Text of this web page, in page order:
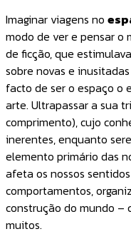
Imaginar viagens no
modo de ver e pensar o
de ficção, que
sobre novas e
facto de ser o espaço o
arte. Ultrapassar a sua
comprimento), cujo
inerentes, enquanto
elemento primário das
afeta os nossos
comportamentos,
construção do mundo –
muitos.